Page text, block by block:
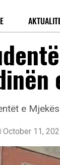
October 11,